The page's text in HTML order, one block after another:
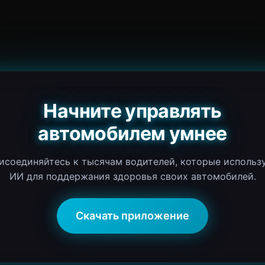
Начните управлять
автомобилем умнее
к тысячам водителей, которые
ИИ для поддержания здоровья своих автомобилей.
Скачать приложение